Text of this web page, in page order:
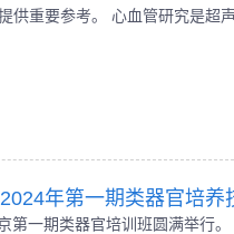
供重要参考。 心血管研究是超
年第一期类器官培养
一期类器官培训班圆满举行。